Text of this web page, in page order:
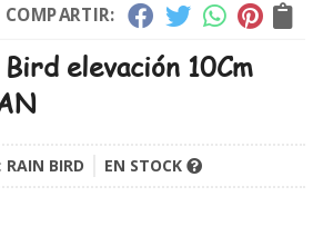
COMPARTIR:
elevación 10Cm
RAIN BIRD EN STOCK